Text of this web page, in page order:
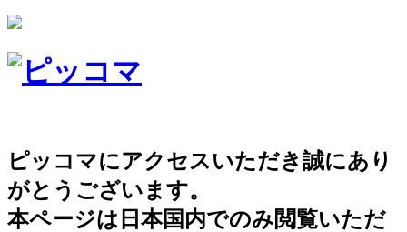
ピッコマにアクセスいただき誠にあり
がとうございます。
本ページは日本国内でのみ閲覧いただ